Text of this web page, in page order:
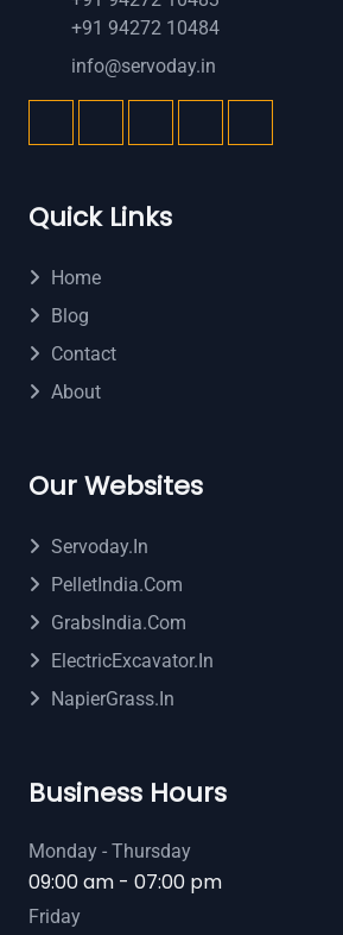
+91 94272 10484
info@servoday.in
Quick Links
Home
Blog
Contact
About
Our Websites
Servoday.in
PelletIndia.com
GrabsIndia.com
ElectricExcavator.in
NapierGrass.in
Business Hours
Monday - Thursday
09:00 am - 07:00 pm
Friday